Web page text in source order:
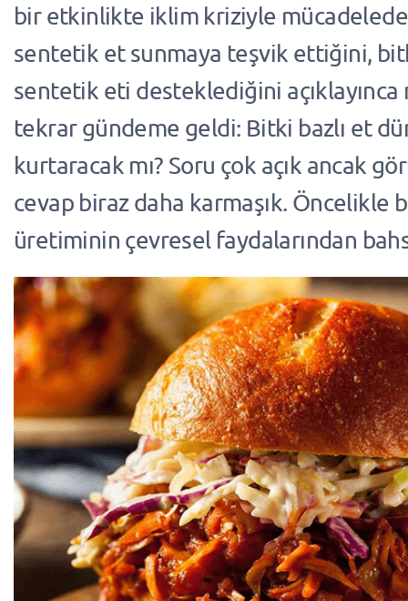
bir etkinlikte iklim kriziyle
sentetik et sunmaya teşvik ettiğini,
sentetik eti desteklediğini açıklayınca
tekrar gündeme geldi: Bitki bazlı et
kurtaracak mı? Soru çok açık ancak
cevap biraz daha karmaşık. Öncelikle
üretiminin çevresel faydalarından